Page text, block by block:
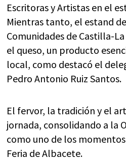
Escritoras y Artistas en el
Mientras tanto, el estand
Comunidades de Castilla-
el queso, un producto
local, como destacó el
Pedro Antonio Ruiz Santos.
El fervor, la tradición y el
jornada, consolidando a la
como uno de los
Feria de Albacete.